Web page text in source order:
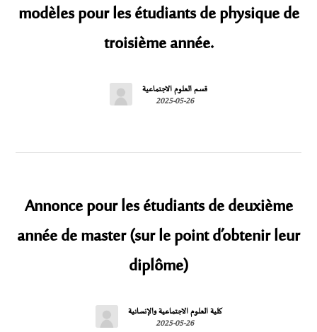
modèles pour les étudiants de physique de
troisième année.
قسم العلوم الاجتماعية
2025-05-26
Annonce pour les étudiants de deuxième
année de master (sur le point d’obtenir leur
diplôme)
كلية العلوم الاجتماعية والإنسانية
2025-05-26